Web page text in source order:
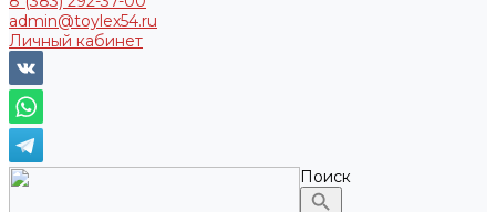
admin@toylex54.ru
Личный кабинет
Поиск